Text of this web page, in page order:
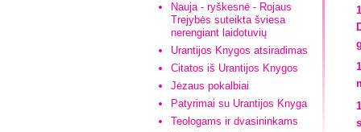
Nauja - ryškesnė - Rojaus
Trejybės suteikta šviesa
nerengiant laidotuvių
Urantijos Knygos atsiradimas
Citatos iš Urantijos Knygos
Jėzaus pokalbiai
Patyrimai su Urantijos Knyga
Teologams ir dvasininkams